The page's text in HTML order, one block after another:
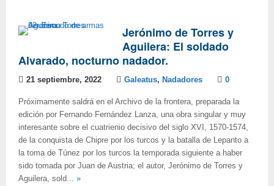
Jerónimo de Torres y
Aguilera: El soldado
Alvarado, nocturno nadador.
21 septiembre, 2022 Galeatus, Nadadores 0
Próximamente saldrá en el Archivo de la frontera, preparada la
edición por Fernando Fernández Lanza, una obra singular y muy
interesante sobre el cuatrienio decisivo del siglo XVI, 1570-1574,
de la conquista de Chipre por los turcos y la batalla de Lepanto a
la toma de Túnez por los turcos la temporada siguiente a haber
sido tomada por Juan de Austria; el autor, Jerónimo de Torres y
Aguilera, sold... »